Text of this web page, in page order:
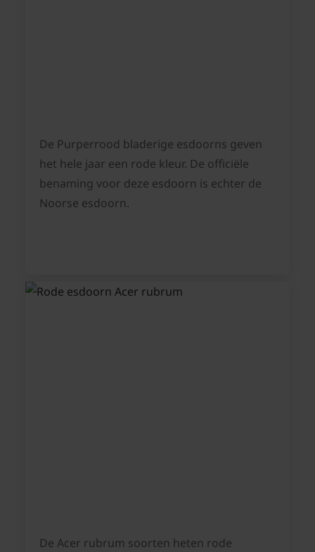
De Purperrood bladerige esdoorns geven
het hele jaar een rode kleur. De officiële
benaming voor deze esdoorn is echter de
Noorse esdoorn.
De Acer rubrum soorten heten rode